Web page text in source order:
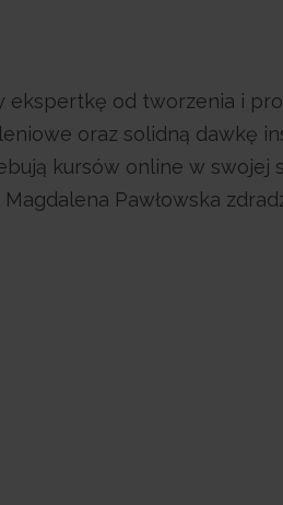
ekspertkę od tworzenia i
oraz solidną dawkę
kursów online w swojej
Pawłowska